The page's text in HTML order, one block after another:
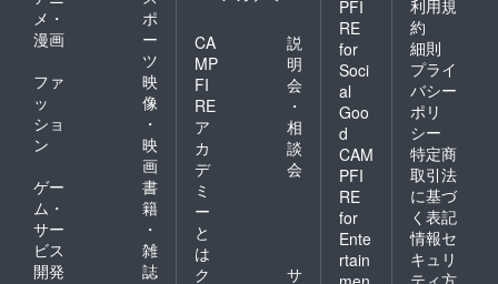
メ・
漫画
ポ
ー
ツ
ファ
ッ
ショ
ン
映
像
・
映
画
ゲー
ム・
サー
ビス
開発
書
籍
・
雑
誌
CA
MP
FI
RE
ア
カ
デ
ミ
ー
と
は
説
明
会
・
相
談
会
ク
サ
PFI
RE
for
Soci
al
Goo
d
CAM
PFI
RE
for
Ente
rtain
利用規
約
細則
プライ
バシー
ポリ
シー
特定商
取引法
に基づ
く表記
情報セ
キュリ
ティ方